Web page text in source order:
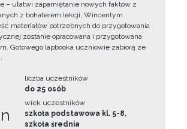
– ułatwi zapamiętanie nowych faktów z
z bohaterem lekcji, Wincentym
materiałów potrzebnych do przygotowania
zostanie opracowana i przygotowana
Gotowego lapbooka uczniowie zabiorą ze
liczba uczestników
do 25 osób
wiek uczestników
szkoła podstawowa kl. 5-8,
szkoła średnia